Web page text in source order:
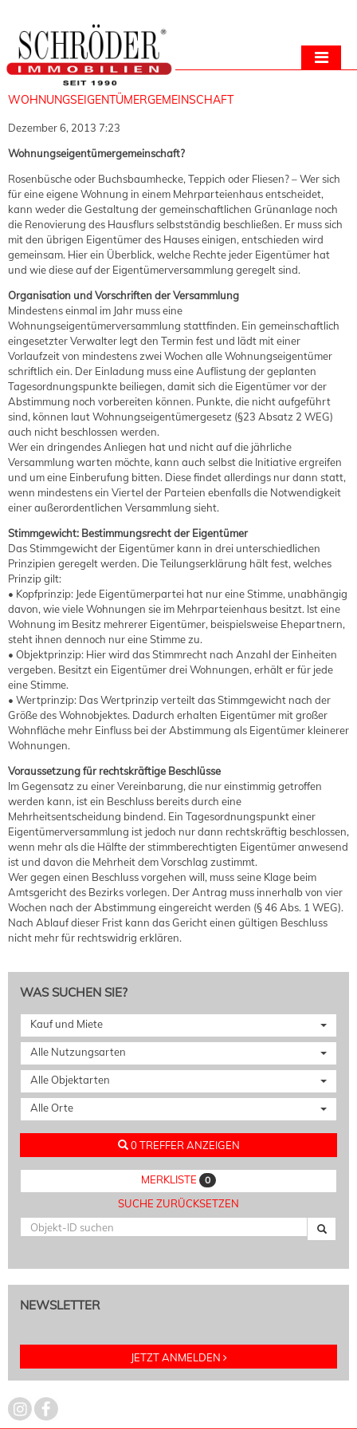
WOHNUNGSEIGENTÜMERGEMEINSCHAFT
Dezember 6, 2013 7:23
Wohnungseigentümergemeinschaft?
Rosenbüsche oder Buchsbaumhecke, Teppich oder Fliesen? – Wer sich
für eine eigene Wohnung in einem Mehrparteienhaus entscheidet,
kann weder die Gestaltung der gemeinschaftlichen Grünanlage noch
die Renovierung des Hausflurs selbstständig beschließen. Er muss sich
mit den übrigen Eigentümer des Hauses einigen, entschieden wird
gemeinsam. Hier ein Überblick, welche Rechte jeder Eigentümer hat
und wie diese auf der Eigentümerversammlung geregelt sind.
Organisation und Vorschriften der Versammlung
Mindestens einmal im Jahr muss eine
Wohnungseigentümerversammlung stattfinden. Ein gemeinschaftlich
eingesetzter Verwalter legt den Termin fest und lädt mit einer
Vorlaufzeit von mindestens zwei Wochen alle Wohnungseigentümer
schriftlich ein. Der Einladung muss eine Auflistung der geplanten
Tagesordnungspunkte beiliegen, damit sich die Eigentümer vor der
Abstimmung noch vorbereiten können. Punkte, die nicht aufgeführt
sind, können laut Wohnungseigentümergesetz (§23 Absatz 2 WEG)
auch nicht beschlossen werden.
Wer ein dringendes Anliegen hat und nicht auf die jährliche
Versammlung warten möchte, kann auch selbst die Initiative ergreifen
und um eine Einberufung bitten. Diese findet allerdings nur dann statt,
wenn mindestens ein Viertel der Parteien ebenfalls die Notwendigkeit
einer außerordentlichen Versammlung sieht.
Stimmgewicht: Bestimmungsrecht der Eigentümer
Das Stimmgewicht der Eigentümer kann in drei unterschiedlichen
Prinzipien geregelt werden. Die Teilungserklärung hält fest, welches
Prinzip gilt:
• Kopfprinzip: Jede Eigentümerpartei hat nur eine Stimme, unabhängig
davon, wie viele Wohnungen sie im Mehrparteienhaus besitzt. Ist eine
Wohnung im Besitz mehrerer Eigentümer, beispielsweise Ehepartnern,
steht ihnen dennoch nur eine Stimme zu.
• Objektprinzip: Hier wird das Stimmrecht nach Anzahl der Einheiten
vergeben. Besitzt ein Eigentümer drei Wohnungen, erhält er für jede
eine Stimme.
• Wertprinzip: Das Wertprinzip verteilt das Stimmgewicht nach der
Größe des Wohnobjektes. Dadurch erhalten Eigentümer mit großer
Wohnfläche mehr Einfluss bei der Abstimmung als Eigentümer kleinerer
Wohnungen.
Voraussetzung für rechtskräftige Beschlüsse
Im Gegensatz zu einer Vereinbarung, die nur einstimmig getroffen
werden kann, ist ein Beschluss bereits durch eine
Mehrheitsentscheidung bindend. Ein Tagesordnungspunkt einer
Eigentümerversammlung ist jedoch nur dann rechtskräftig beschlossen,
wenn mehr als die Hälfte der stimmberechtigten Eigentümer anwesend
ist und davon die Mehrheit dem Vorschlag zustimmt.
Wer gegen einen Beschluss vorgehen will, muss seine Klage beim
Amtsgericht des Bezirks vorlegen. Der Antrag muss innerhalb von vier
Wochen nach der Abstimmung eingereicht werden (§ 46 Abs. 1 WEG).
Nach Ablauf dieser Frist kann das Gericht einen gültigen Beschluss
nicht mehr für rechtswidrig erklären.
WAS SUCHEN SIE?
Kauf und Miete
Alle Nutzungsarten
Alle Objektarten
Alle Orte
0 TREFFER ANZEIGEN
MERKLISTE 0
SUCHE ZURÜCKSETZEN
NEWSLETTER
JETZT ANMELDEN